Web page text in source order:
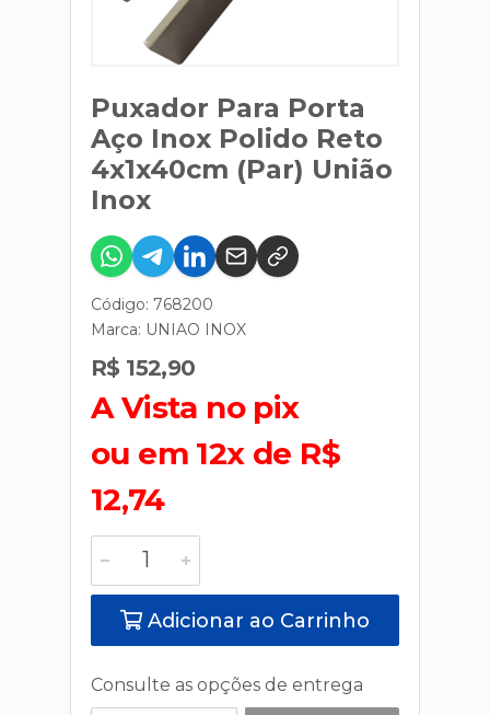
Puxador Para Porta
Aço Inox Polido Reto
4x1x40cm (Par) União
Inox
Código: 768200
Marca: UNIAO INOX
R$ 152,90
A Vista no pix
ou em 12x de R$
12,74
Adicionar ao Carrinho
Consulte as opções de entrega